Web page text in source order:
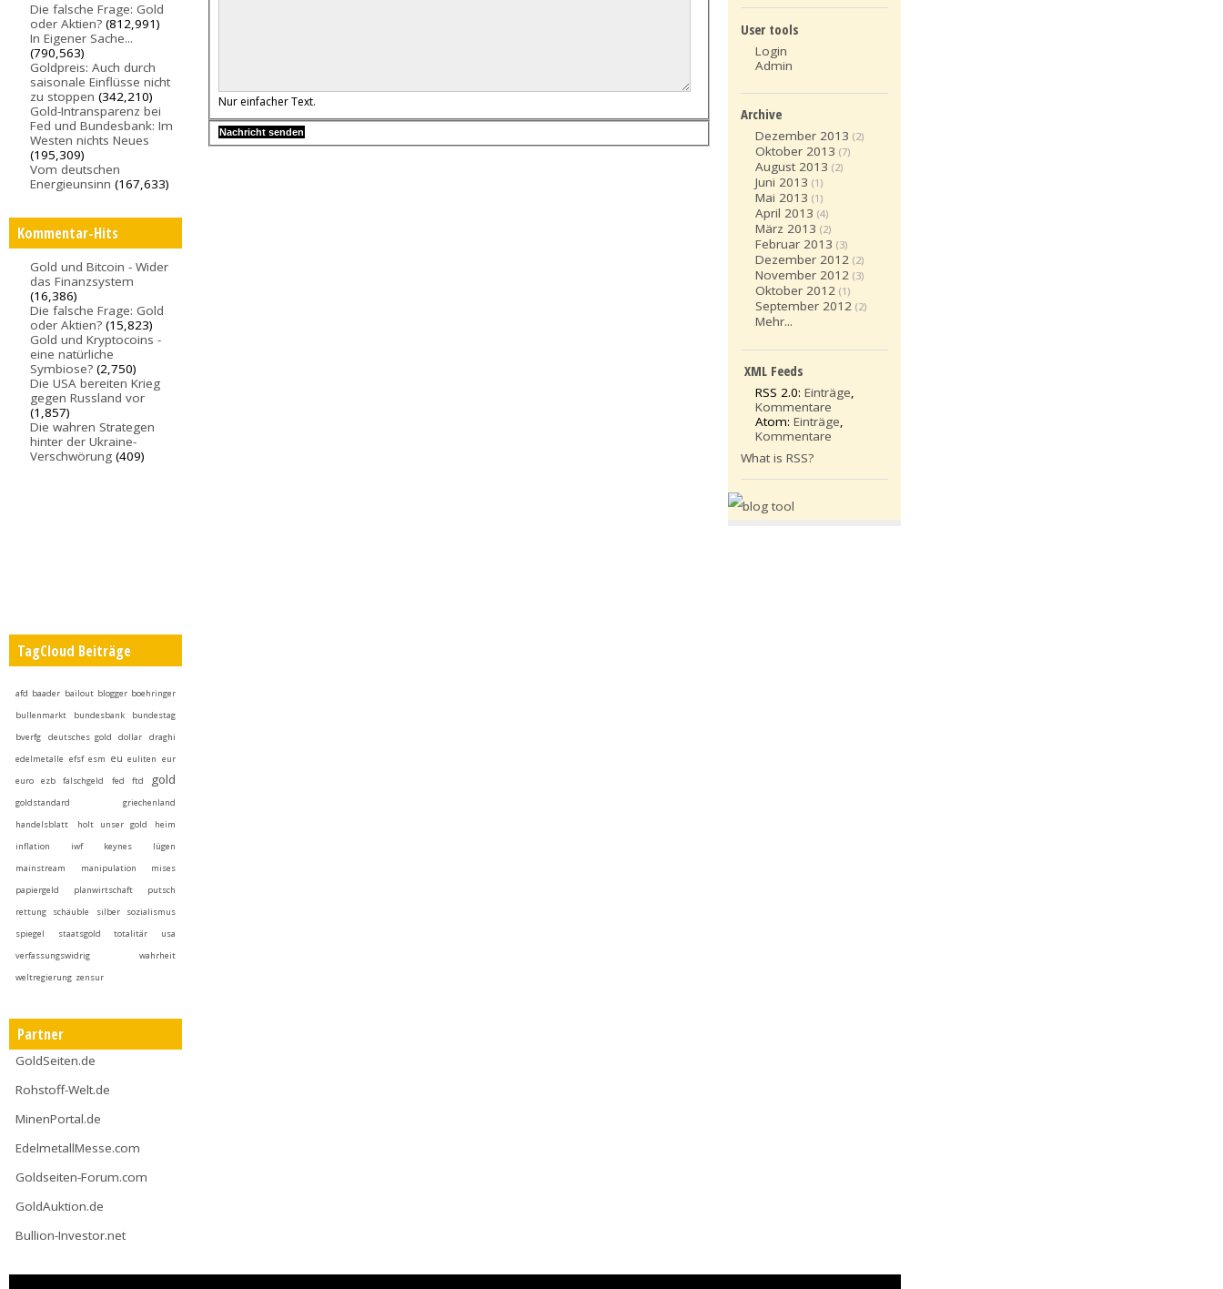
Die falsche Frage: Gold
oder Aktien? (812,991)
In Eigener Sache...
(790,563)
Goldpreis: Auch durch
saisonale Einflüsse nicht
zu stoppen (342,210)
Gold-Intransparenz bei
Fed und Bundesbank: Im
Westen nichts Neues
(195,309)
Vom deutschen
Energieunsinn (167,633)
Kommentar-Hits
Gold und Bitcoin - Wider
das Finanzsystem
(16,386)
Die falsche Frage: Gold
oder Aktien? (15,823)
Gold und Kryptocoins -
eine natürliche
Symbiose? (2,750)
Die USA bereiten Krieg
gegen Russland vor
(1,857)
Die wahren Strategen
hinter der Ukraine-
Verschwörung (409)
TagCloud Beiträge
afd baader bailout blogger boehringer
bullenmarkt
bundesbank
bundestag
bverfg
deutsches gold dollar
draghi
edelmetalle efsf esm eu euliten eur
euro
ezb falschgeld fed ftd gold
goldstandard
griechenland
handelsblatt
holt unser gold heim
inflation
iwf keynes
lügen
mainstream
manipulation
mises
papiergeld
planwirtschaft
putsch
rettung
schäuble silber
sozialismus
spiegel
staatsgold totalitär
usa
verfassungswidrig
wahrheit
weltregierung zensur
Partner
GoldSeiten.de
Rohstoff-Welt.de
MinenPortal.de
EdelmetallMesse.com
Goldseiten-Forum.com
GoldAuktion.de
Bullion-Investor.net
Nur einfacher Text.
User tools
Login
Admin
Archive
Dezember 2013 (2)
Oktober 2013 (7)
August 2013 (2)
Juni 2013 (1)
Mai 2013 (1)
April 2013 (4)
März 2013 (2)
Februar 2013 (3)
Dezember 2012 (2)
November 2012 (3)
Oktober 2012 (1)
September 2012 (2)
Mehr...
XML Feeds
RSS 2.0:Einträge,
Kommentare
Atom:Einträge,
Kommentare
What is RSS?